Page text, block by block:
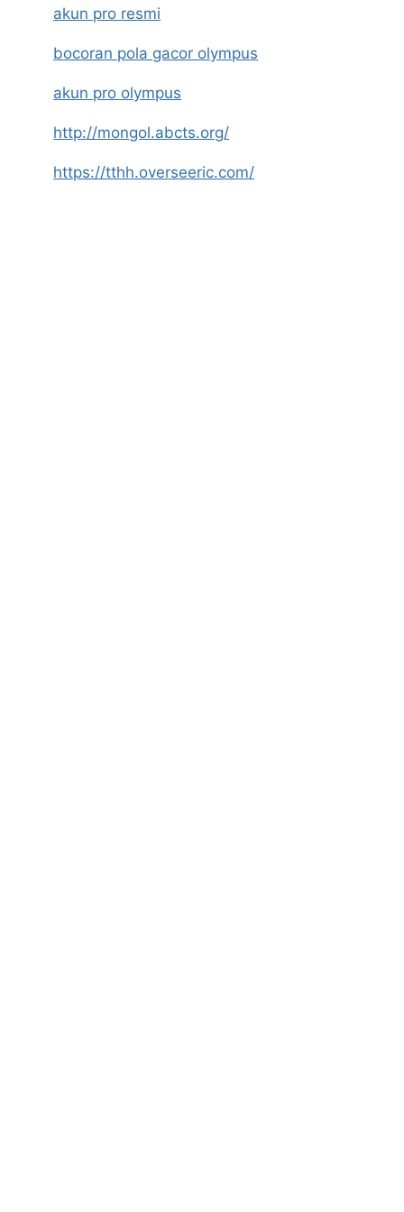
akun pro resmi
bocoran pola gacor olympus
akun pro olympus
http://mongol.abcts.org/
https://tthh.overseeric.com/